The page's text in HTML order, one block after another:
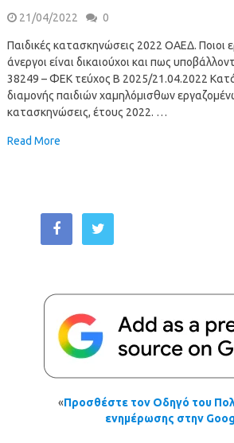
21/04/2022 0
Παιδικές κατασκηνώσεις 2022 ΟΑΕΔ. Ποιοι
άνεργοι είναι δικαιούχοι και πως
38249 – ΦΕΚ τεύχος Β 2025/21.04.2022
διαμονής παιδιών χαμηλόμισθων
κατασκηνώσεις, έτους 2022. …
Read More
«Προσθέστε τον Οδηγό του
ενημέρωσης στην